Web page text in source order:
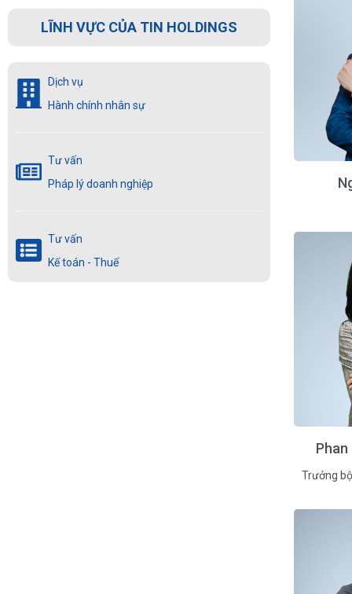
LĨNH VỰC CỦA TIN HOLDINGS
Dịch vụ
Hành chính nhân sự
Tư vấn
Pháp lý doanh nghiệp
Tư vấn
Kế toán - Thuế
Trưởng